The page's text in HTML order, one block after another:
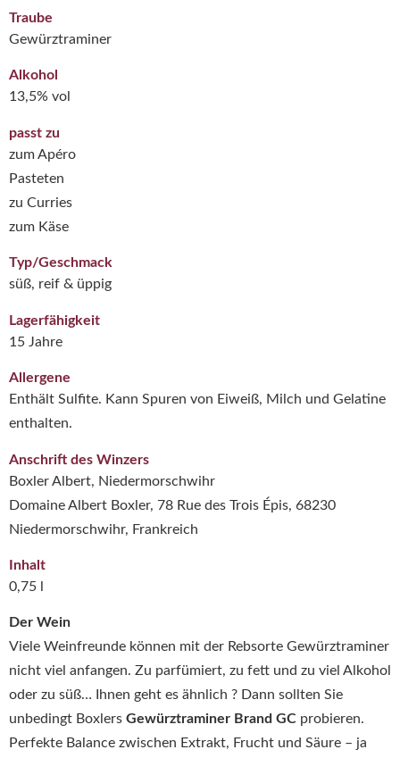
Der Wein
Viele Weinfreunde können mit der Rebsorte Gewürztraminer
nicht viel anfangen. Zu parfümiert, zu fett und zu viel Alkohol
oder zu süß… Ihnen geht es ähnlich ? Dann sollten Sie
unbedingt Boxlers Gewürztraminer Brand GC probieren.
Perfekte Balance zwischen Extrakt, Frucht und Säure – ja
Traube
Gewürztraminer
Alkohol
13,5% vol
passt zu
zum Apéro
Pasteten
zu Curries
zum Käse
Typ/Geschmack
süß, reif & üppig
Lagerfähigkeit
15 Jahre
Allergene
Enthält Sulfite. Kann Spuren von Eiweiß, Milch und Gelatine
enthalten.
Anschrift des Winzers
Boxler Albert, Niedermorschwihr
Domaine Albert Boxler, 78 Rue des Trois Épis, 68230
Niedermorschwihr, Frankreich
Inhalt
0,75 l